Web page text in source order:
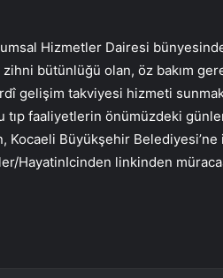
Hizmetler Dairesi
bütünlüğü olan, öz bakım
gelişim takviyesi hizmeti
faaliyetlerin önümüzdeki
Kocaeli Büyükşehir Belediyesi’ne
HayatinIcinden linkinden